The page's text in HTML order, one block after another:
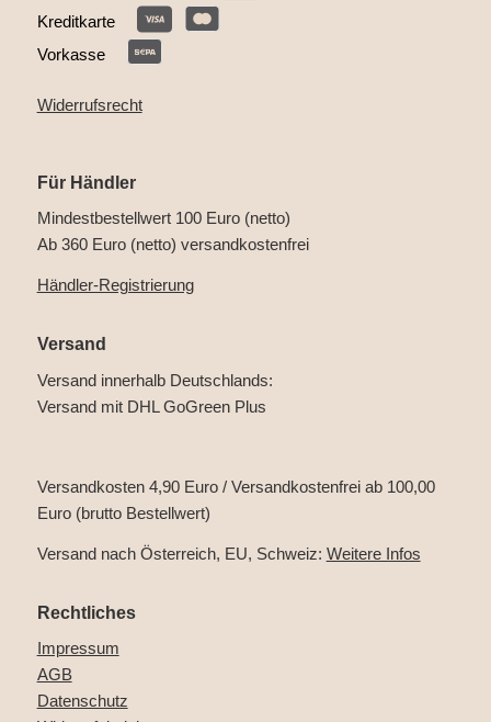
Kreditkarte
Vorkasse
Widerrufsrecht
Für Händler
Mindestbestellwert 100 Euro (netto)
Ab 360 Euro (netto) versandkostenfrei
Händler-Registrierung
Versand
Versand innerhalb Deutschlands:
Versand mit DHL GoGreen Plus
Versandkosten 4,90 Euro / Versandkostenfrei ab 100,00
Euro (brutto Bestellwert)
Versand nach Österreich, EU, Schweiz: Weitere Infos
Rechtliches
Impressum
AGB
Datenschutz